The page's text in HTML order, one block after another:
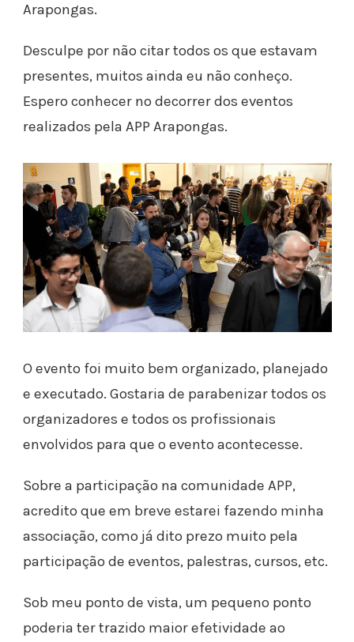
Arapongas.
Desculpe por não citar todos os que estavam
presentes, muitos ainda eu não conheço.
Espero conhecer no decorrer dos eventos
realizados pela APP Arapongas.
O evento foi muito bem organizado, planejado
e executado. Gostaria de parabenizar todos os
organizadores e todos os profissionais
envolvidos para que o evento acontecesse.
Sobre a participação na comunidade APP,
acredito que em breve estarei fazendo minha
associação, como já dito prezo muito pela
participação de eventos, palestras, cursos, etc.
Sob meu ponto de vista, um pequeno ponto
poderia ter trazido maior efetividade ao